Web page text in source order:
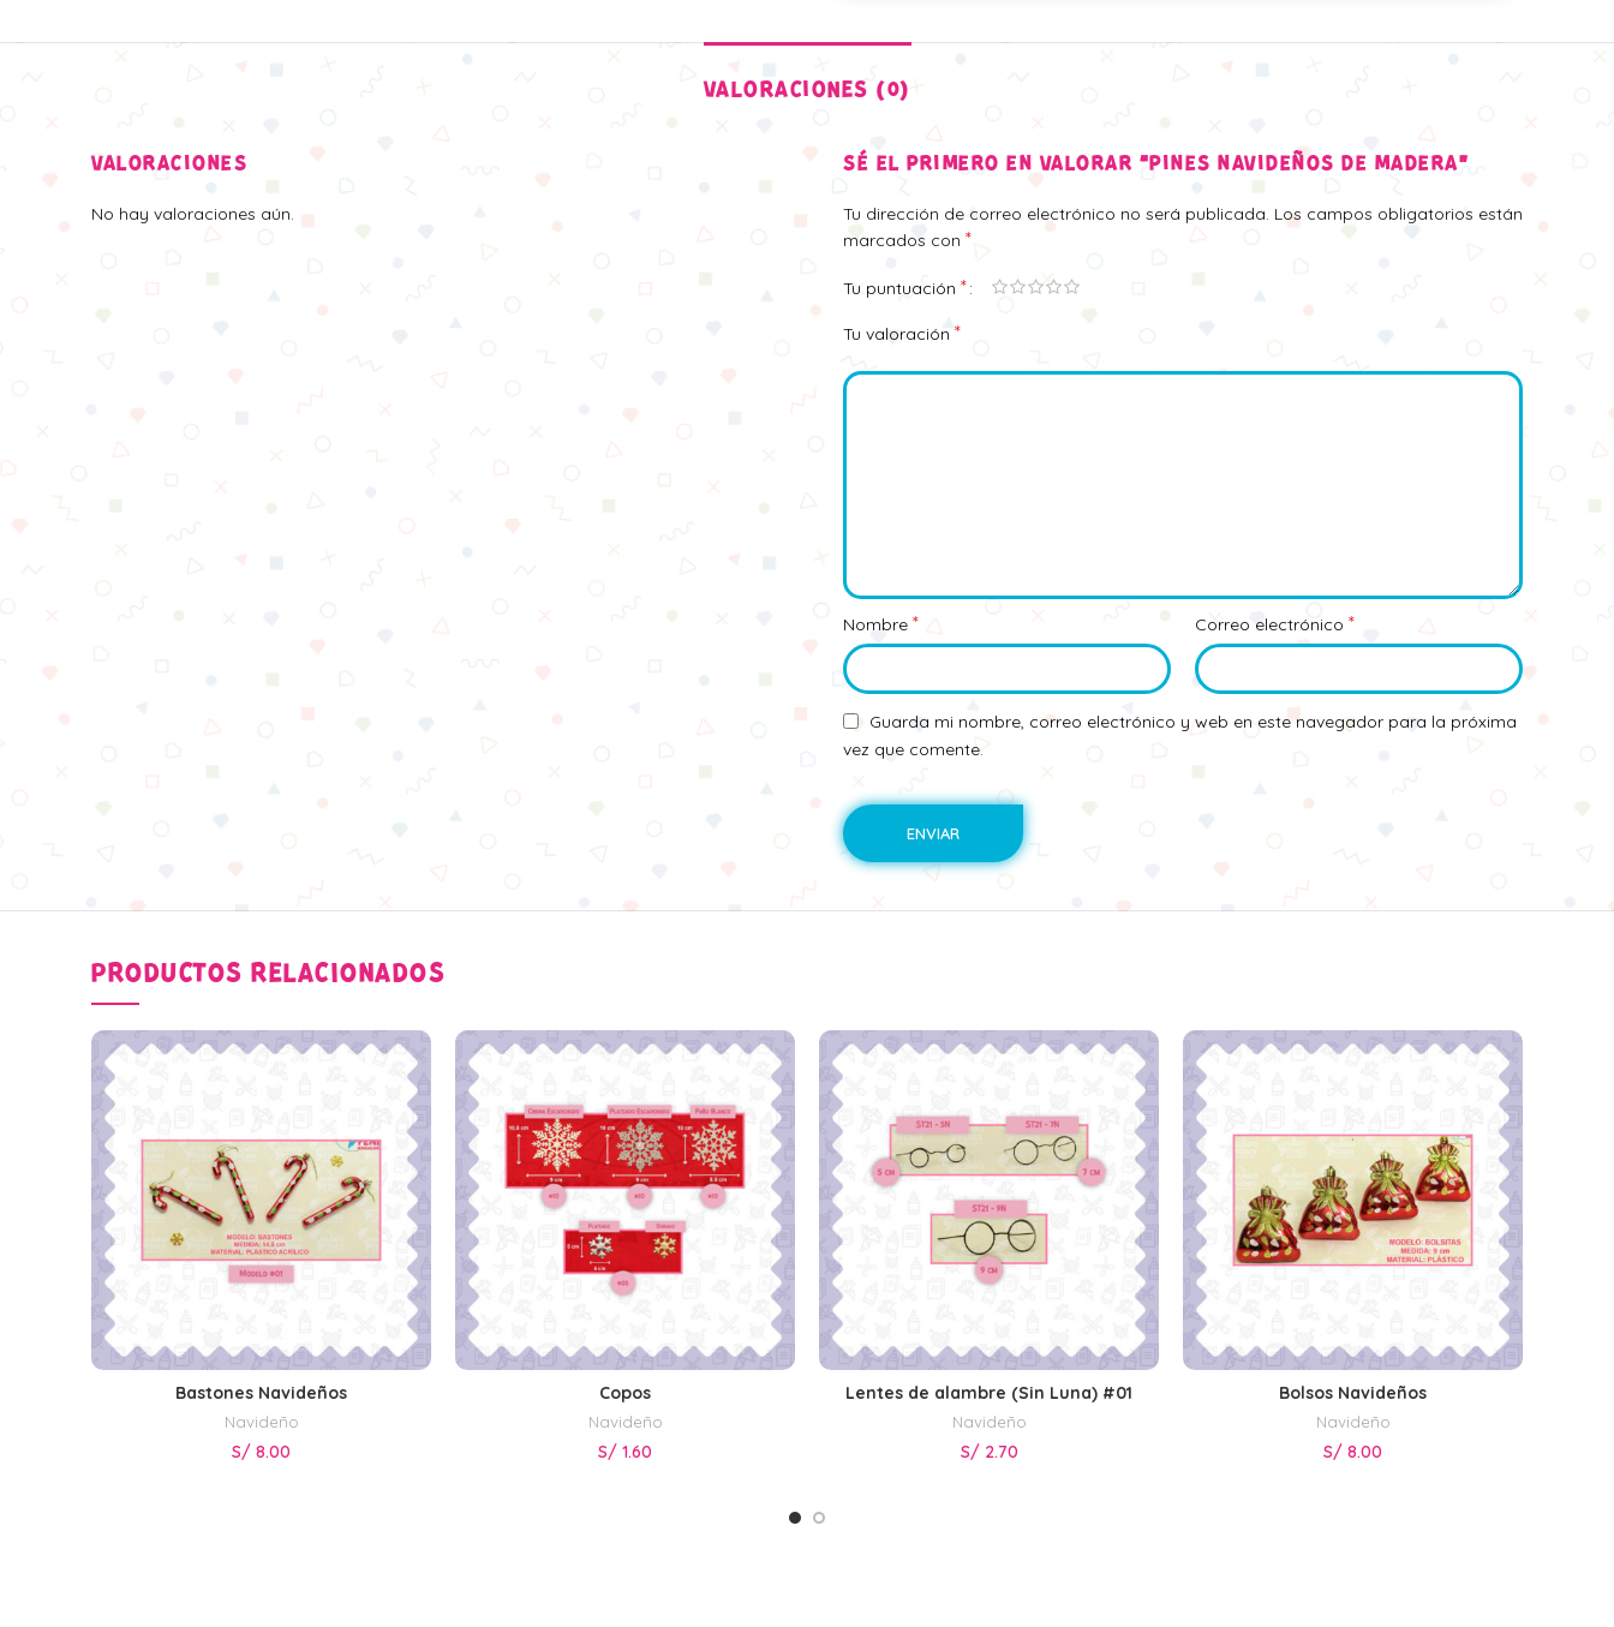
VALORACIONES (0)
VALORACIONES
No hay valoraciones aún.
SÉ EL PRIMERO EN VALORAR “PINES NAVIDEÑOS DE MADERA”
Tu dirección de correo electrónico no será publicada. Los campos obligatorios están
marcados con *
Tu puntuación *
Tu valoración *
Nombre * Correo electrónico *
Guarda mi nombre, correo electrónico y web en este navegador para la próxima
vez que comente.
PRODUCTOS RELACIONADOS
SELECCIONAR OPCIONES
Bastones Navideños
Navideño
S/ 8.00
SELECCIONAR OPCIONES
Copos
Navideño
S/ 1.60
SELECCIONAR OPCIONES
Lentes de alambre (Sin Luna) #01
Navideño
S/ 2.70
AÑADIR AL CARRITO
Bolsos Navideños
Navideño
S/ 8.00